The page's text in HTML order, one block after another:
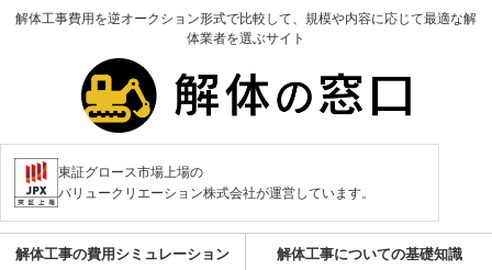
解体工事費用を逆オークション形式で比較して、規模や内容に応じて最適な解
体業者を選ぶサイト
東証グロース市場上場の
バリュークリエーション株式会社が運営しています。
解体工事の費用シミュレーション 解体工事についての基礎知識